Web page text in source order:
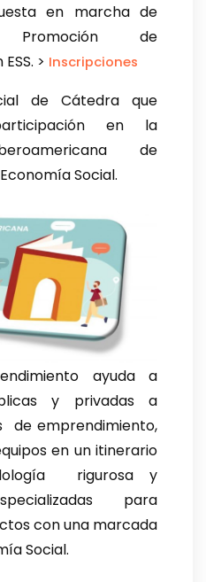
en marcha de
de
> Inscripciones
de Cátedra que
en la
de
Social.
ayuda a
y privadas a
de emprendimiento,
en un itinerario
rigurosa y
para
con una marcada
Social.